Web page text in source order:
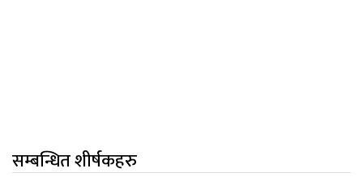
सम्बन्धित शीर्षकहरु